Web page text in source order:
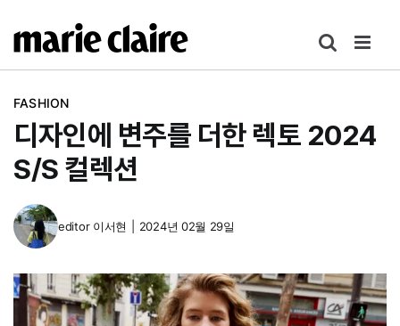
텐
FASHION
디자인에 변주를 더한 렉토 2024
S/S 컬렉션
editor 이서현 2024년 02월 29일